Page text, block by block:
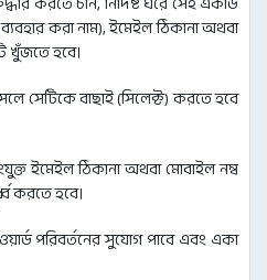
করা নাম), ইমেইল ঠিকানা অথবা
খুঁজতে হবে।
সেটিকে বাছাই (সিলেক্ট) করতে হবে
ইমেইল ঠিকানা অথবা মোবাইল নম্ব
করতে হবে।
পরিবর্তনের সুযোগ পাবে এবং একা